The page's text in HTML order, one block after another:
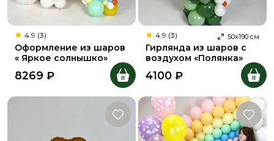
4.9 (3)
Оформление из шаров
« Яркое солнышко»
8269 ₽
4.9 (3) 50х190 см
Гирлянда из шаров с
воздухом «Полянка»
4100 ₽